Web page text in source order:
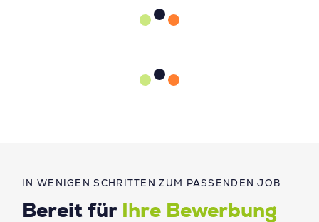
IN WENIGEN SCHRITTEN ZUM PASSENDEN JOB
Bereit für
Ihre Bewerbung